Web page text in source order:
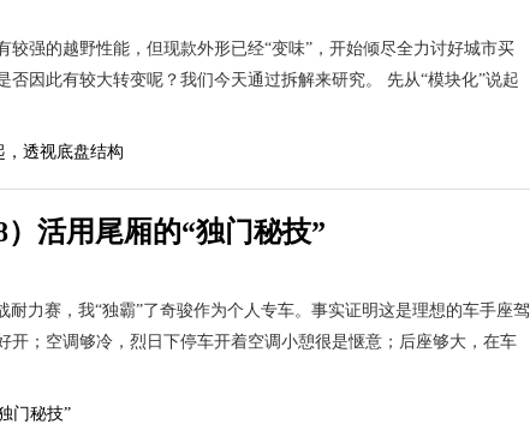
较强的越野性能，但现款外形已经“变味”，开始倾尽全力讨好城市买
否因此有较大转变呢？我们今天通过拆解来研究。 先从“模块化”说起
活用尾厢的“独门秘技”
耐力赛，我“独霸”了奇骏作为个人专车。事实证明这是理想的车手座驾
；空调够冷，烈日下停车开着空调小憩很是惬意；后座够大，在车